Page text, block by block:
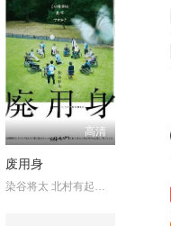
高清
废用身
染谷将太 北村有起哉 泷内公美